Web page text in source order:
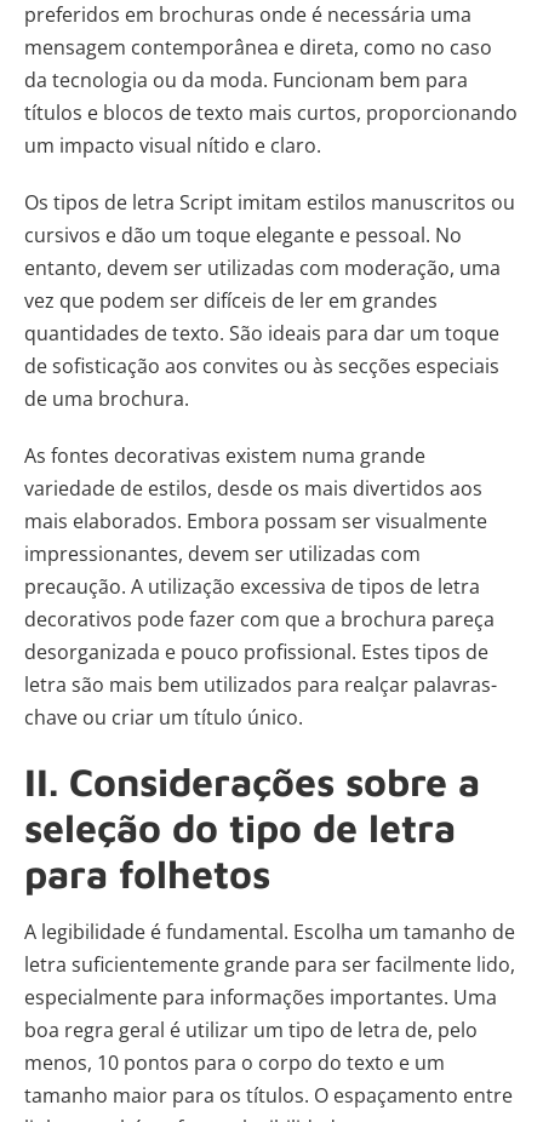
preferidos em brochuras onde é necessária uma
mensagem contemporânea e direta, como no caso
da tecnologia ou da moda. Funcionam bem para
títulos e blocos de texto mais curtos, proporcionando
um impacto visual nítido e claro.
Os tipos de letra Script imitam estilos manuscritos ou
cursivos e dão um toque elegante e pessoal. No
entanto, devem ser utilizadas com moderação, uma
vez que podem ser difíceis de ler em grandes
quantidades de texto. São ideais para dar um toque
de sofisticação aos convites ou às secções especiais
de uma brochura.
As fontes decorativas existem numa grande
variedade de estilos, desde os mais divertidos aos
mais elaborados. Embora possam ser visualmente
impressionantes, devem ser utilizadas com
precaução. A utilização excessiva de tipos de letra
decorativos pode fazer com que a brochura pareça
desorganizada e pouco profissional. Estes tipos de
letra são mais bem utilizados para realçar palavras-
chave ou criar um título único.
II. Considerações sobre a
seleção do tipo de letra
para folhetos
A legibilidade é fundamental. Escolha um tamanho de
letra suficientemente grande para ser facilmente lido,
especialmente para informações importantes. Uma
boa regra geral é utilizar um tipo de letra de, pelo
menos, 10 pontos para o corpo do texto e um
tamanho maior para os títulos. O espaçamento entre